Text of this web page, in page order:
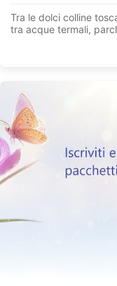
Tra le dolci colline
tra acque termali,